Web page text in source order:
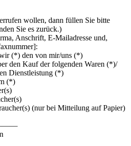
wollen, dann füllen Sie bitte
Sie es zurück.)
Anschrift, E-Mailadresse und,
(*) den von mir/uns (*)
den Kauf der folgenden Waren (*)/
Dienstleistung (*)
(*)
(nur bei Mitteilung auf Papier)